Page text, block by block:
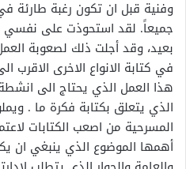
وفنية قبل ان تكون رغبة طارئة
جميعاً. لقد استحوذت على نفسي
بعيد، وقد أجلت ذلك لصعوبة
في كتابة الانواع الاخرى
هذا العمل الذي يحتاج الى
الذي يتعلق بكتابة فكرة ما .
المسرحية من اصعب الكتابات
أهمها الموضوع الذي ينبغي ان